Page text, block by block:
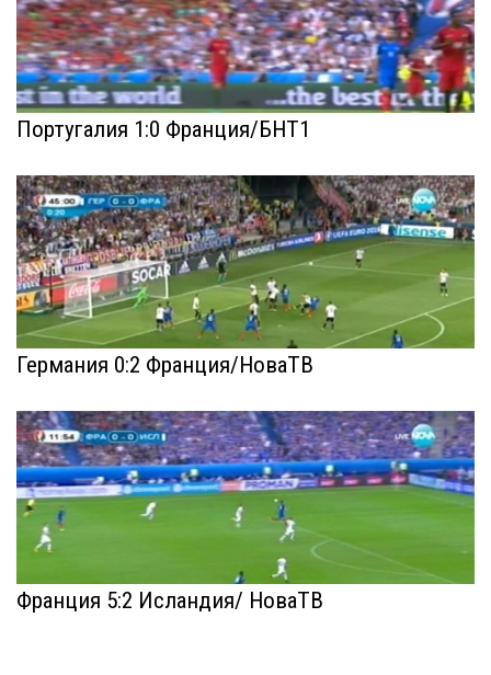
Португалия 1:0 Франция/БНТ1
Германия 0:2 Франция/НоваТВ
Франция 5:2 Исландия/ НоваТВ